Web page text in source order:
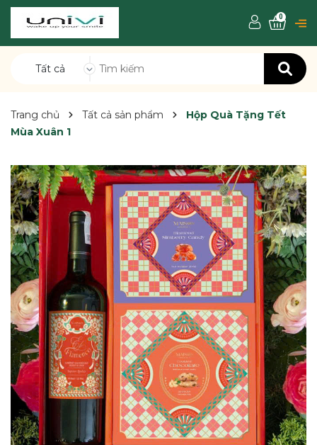
Tất cả
0
Trang chủ Tất cả sản phẩm
Hộp Quà Tặng Tết
Mùa Xuân 1